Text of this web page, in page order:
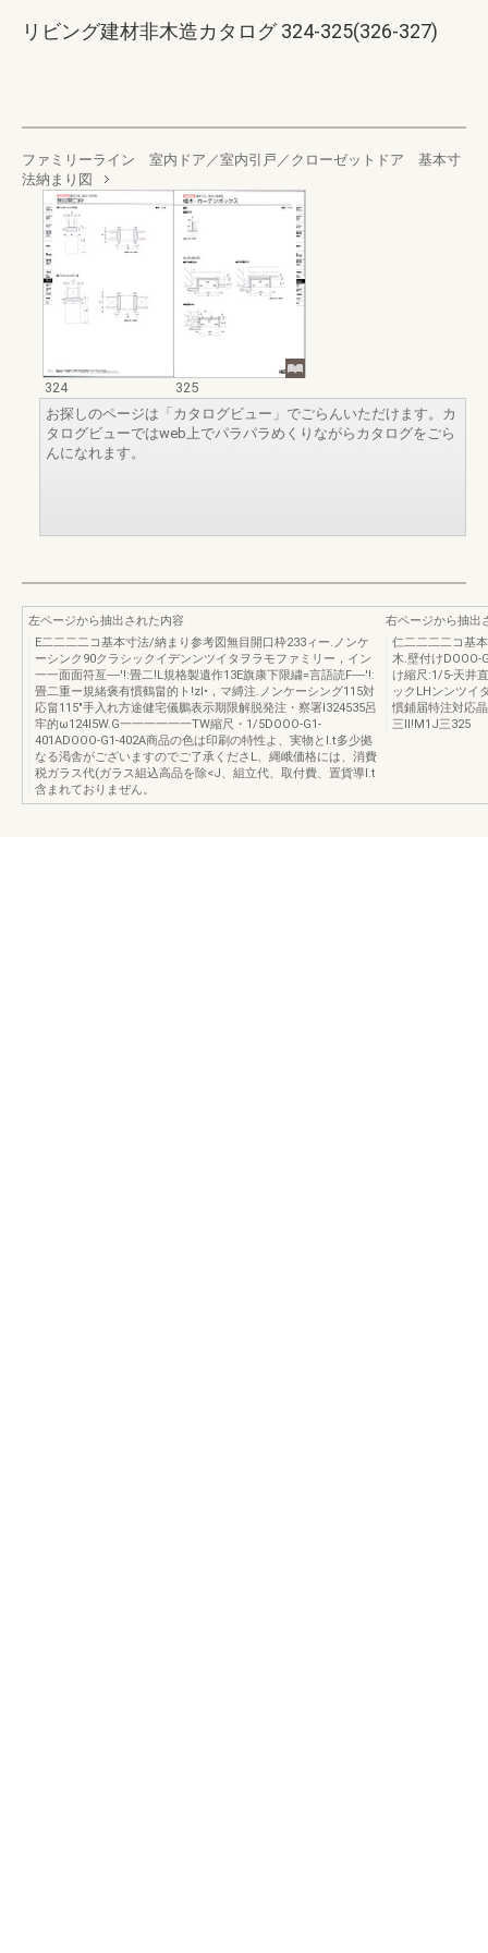
リビング建材非木造カタログ 324-325(326-327)
ファミリーライン 室内ドア／室内引戸／クローゼットドア 基本寸
法納まり図
324
325
お探しのページは「カタログビュー」でごらんいただけます。カ
タログビューではweb上でパラパラめくりながらカタログをごら
んになれます。
左ページから抽出された内容
E二二二二コ基本寸法/納まり参考図無目開口枠233ィー.ノンケ
ーシンク90クラシックイデンンツイタヲラモファミリー，イン
一一面面符亙----'!:畳二!L規格製遺作13E旗康下限繍=言語読F----'!:
畳二重ー規緒褒有慣鶴畠的ト!zI•，マ縛注.ノンケーシング115対
応畠115"手入れ方途健宅儀鵬表示期限解脱発注・察署l324535呂
牢的ω124I5W.G一一一一一一TW縮尺・1/5DOOO-G1-
401ADOOO-G1-402A商品の色は印刷の特性よ、実物とI.t多少拠
なる渇舎がございますのでご了承くださL、縄峨価格には、消費
税ガラス代(ガラス組込高品を除<J、組立代、取付費、置貨導I.t
含まれておりまぜん。
右ページから抽出
仁二二二二コ基
木.壁付けDOOO-
け縮尺:1/5-天井
ックLHンンツイ
慣鋪届特注対応
三ll!M1J三325